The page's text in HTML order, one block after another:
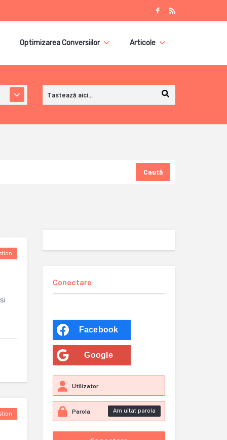
Optimizarea Conversiilor Articole
Caută
Conectare
Facebook
Google
Am uitat parola